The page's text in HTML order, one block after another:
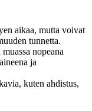
aikaa, mutta voivat
tunnetta.
nopeana
ja
kuten ahdistus,